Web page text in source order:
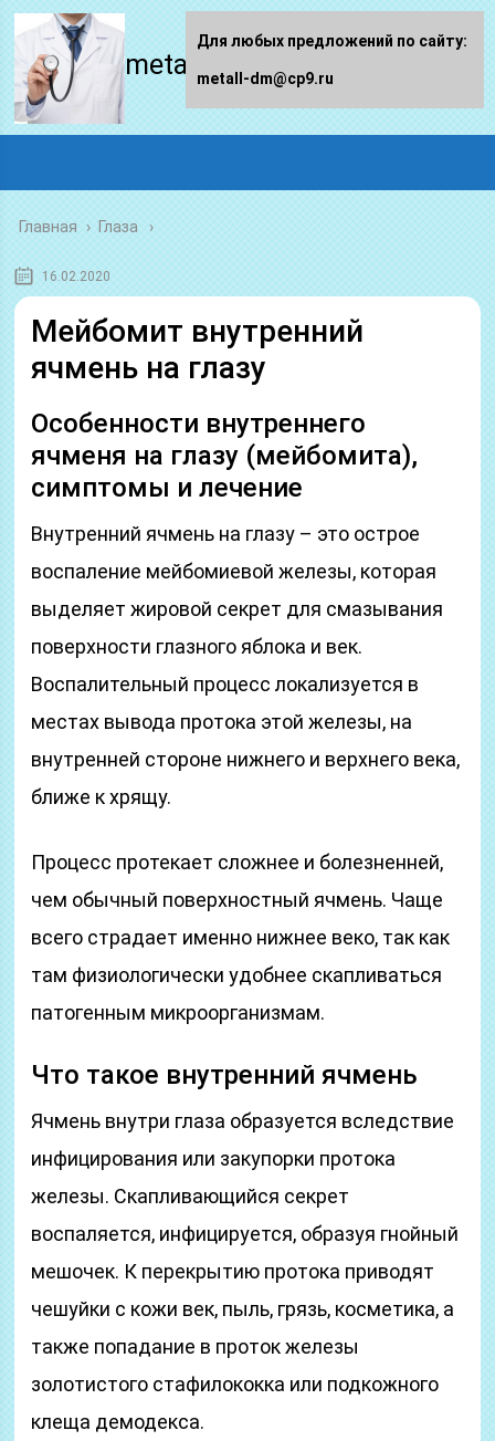
metall-dm.ru
Главная › Глаза
16.02.2020
Мейбомит внутренний
ячмень на глазу
Особенности внутреннего
ячменя на глазу (мейбомита),
симптомы и лечение
Внутренний ячмень на глазу – это острое
воспаление мейбомиевой железы, которая
выделяет жировой секрет для смазывания
поверхности глазного яблока и век.
Воспалительный процесс локализуется в
местах вывода протока этой железы, на
внутренней стороне нижнего и верхнего века,
ближе к хрящу.
Процесс протекает сложнее и болезненней,
чем обычный поверхностный ячмень. Чаще
всего страдает именно нижнее веко, так как
там физиологически удобнее скапливаться
патогенным микроорганизмам.
Что такое внутренний ячмень
Ячмень внутри глаза образуется вследствие
инфицирования или закупорки протока
железы. Скапливающийся секрет
воспаляется, инфицируется, образуя гнойный
мешочек. К перекрытию протока приводят
чешуйки с кожи век, пыль, грязь, косметика, а
также попадание в проток железы
золотистого стафилококка или подкожного
клеща демодекса.
Для любых предложений по сайту:
metall-dm@cp9.ru